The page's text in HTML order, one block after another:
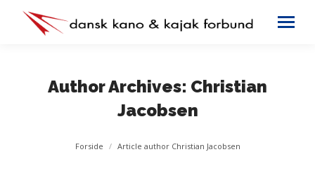
Author Archives: Christian
Jacobsen
You are here:
Forside Article author Christian Jacobsen